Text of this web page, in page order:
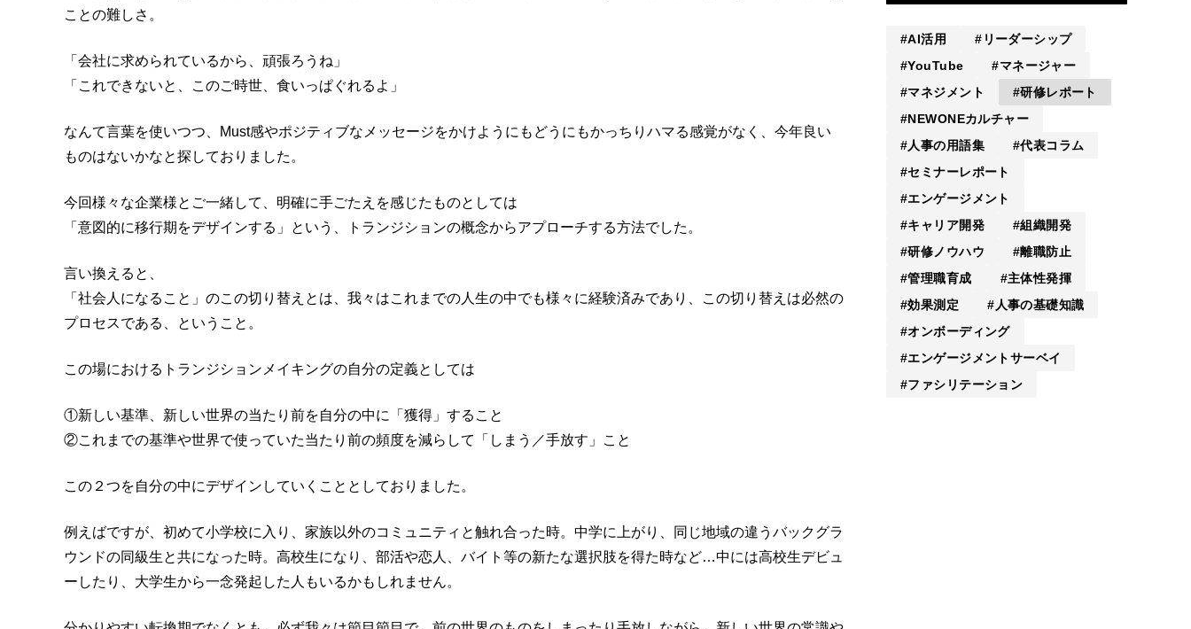
ことの難しさ。
「会社に求められているから、頑張ろうね」
「これできないと、このご時世、食いっぱぐれるよ」
なんて言葉を使いつつ、Must感やポジティブなメッセージをかけようにもどうにもかっちりハマる感覚がなく、今年良い
ものはないかなと探しておりました。
今回様々な企業様とご一緒して、明確に手ごたえを感じたものとしては
「意図的に移行期をデザインする」という、トランジションの概念からアプローチする方法でした。
言い換えると、
「社会人になること」のこの切り替えとは、我々はこれまでの人生の中でも様々に経験済みであり、この切り替えは必然の
プロセスである、ということ。
この場におけるトランジションメイキングの自分の定義としては
①新しい基準、新しい世界の当たり前を自分の中に「獲得」すること
②これまでの基準や世界で使っていた当たり前の頻度を減らして「しまう／手放す」こと
この２つを自分の中にデザインしていくこととしておりました。
例えばですが、初めて小学校に入り、家族以外のコミュニティと触れ合った時。中学に上がり、同じ地域の違うバックグラ
ウンドの同級生と共になった時。高校生になり、部活や恋人、バイト等の新たな選択肢を得た時など…中には高校生デビュ
ーしたり、大学生から一念発起した人もいるかもしれません。
AI活用
リーダーシップ
YouTube
マネージャー
マネジメント
研修レポート
NEWONEカルチャー
人事の用語集
代表コラム
セミナーレポート
エンゲージメント
キャリア開発
組織開発
研修ノウハウ
離職防止
管理職育成
主体性発揮
効果測定
人事の基礎知識
オンボーディング
エンゲージメントサーベイ
ファシリテーション